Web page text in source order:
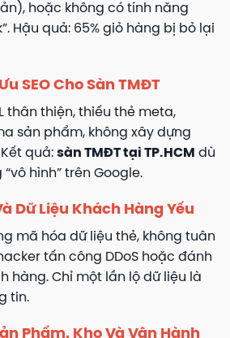
hoặc không có tính năng
Hậu quả: 65% giỏ hàng bị bỏ lại
SEO Cho Sàn TMĐT
thân thiện, thiếu thẻ meta,
sản phẩm, không xây dựng
quả: sàn TMĐT tại TP.HCM dù
hình” trên Google.
Dữ Liệu Khách Hàng Yếu
mã hóa dữ liệu thẻ, không tuân
tấn công DDoS hoặc đánh
hàng. Chỉ một lần lộ dữ liệu là
tin.
Phẩm, Kho Và Vận Hành